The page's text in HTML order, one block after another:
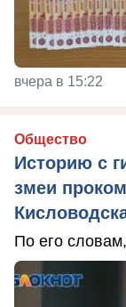
вчера в 15:22
Общество
Историю с
змеи
По его